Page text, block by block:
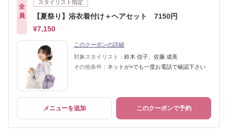
全
員
スタイリスト指定
【夏祭り】浴衣着付け＋ヘアセット 7150円
¥7,150
このクーポンの詳細
対象スタイリスト： 鈴木 信子、佐藤 成美
その他条件： ネットが×でも一度お電話で確認下さい
メニューを追加 このクーポンで予約